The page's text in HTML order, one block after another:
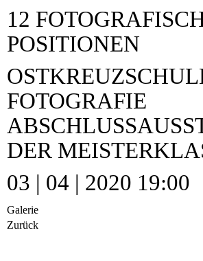
12
POSITIONEN
FOTOGRAFIE
DER
03 | 04 | 2020 19:00
Galerie
Zurück